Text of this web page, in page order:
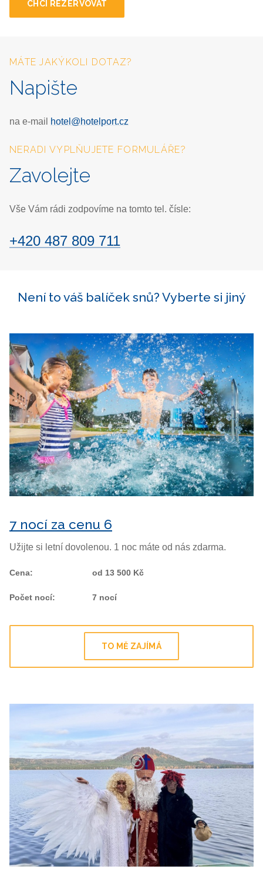
CHCI REZERVOVAT
MÁTE JAKÝKOLI DOTAZ?
Napište
na e-mail hotel@hotelport.cz
NERADI VYPLŇUJETE FORMULÁŘE?
Zavolejte
Vše Vám rádi zodpovíme na tomto tel. čísle:
+420 487 809 711
Není to váš balíček snů? Vyberte si jiný
7 nocí za cenu 6
Užijte si letní dovolenou. 1 noc máte od nás zdarma.
Cena: od 13 500 Kč
Počet nocí: 7 nocí
TO MĚ ZAJÍMÁ